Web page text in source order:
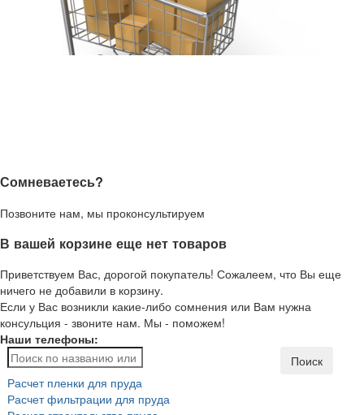
Сомневаетесь?
Позвоните нам, мы проконсультируем
В вашей корзине еще нет товаров
Приветствуем Вас, дорогой покупатель! Сожалеем, что Вы еще
ничего не добавили в корзину.
Если у Вас возникли какие-либо сомнения или Вам нужна
консульция - звоните нам. Мы - поможем!
Наши телефоны:
Поиск
Расчет пленки для пруда
Расчет фильтрации для пруда